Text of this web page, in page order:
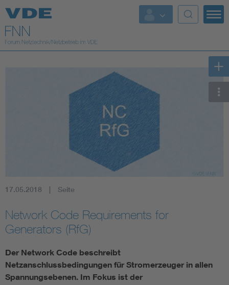
Top Themen
Fokusthemen
Standards
Weitere Themen
Digitalisierung und Metering
17.05.2018 Seite
Network Code Requirements for
Generators (RfG)
Der Network Code beschreibt
Netzanschlussbedingungen für Stromerzeuger in allen
Spannungsebenen. Im Fokus ist der